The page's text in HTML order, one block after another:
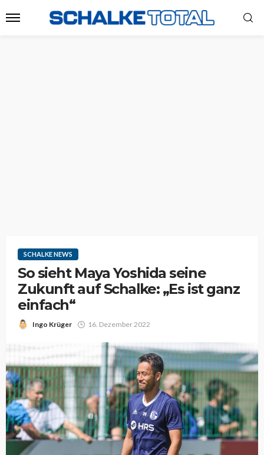
SCHALKE NEWS
So sieht Maya Yoshida seine
Zukunft auf Schalke: „Es ist ganz
einfach“
Ingo Krüger 16. Dezember 2022